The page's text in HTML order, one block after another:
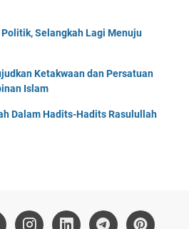
Selangkah Lagi Menuju
Ketakwaan dan Persatuan
Islam
Dalam Hadits-Hadits Rasulullah